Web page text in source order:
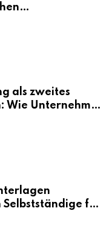
als zweites
Wie Unternehmen
Selbstständige für